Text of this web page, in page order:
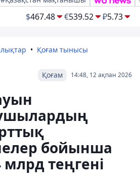
$467.48 €539.52 ₽5.73
Қоғам тынысы
14:48, 12 ақпан 2026
Қоғам
бойынша
теңгені